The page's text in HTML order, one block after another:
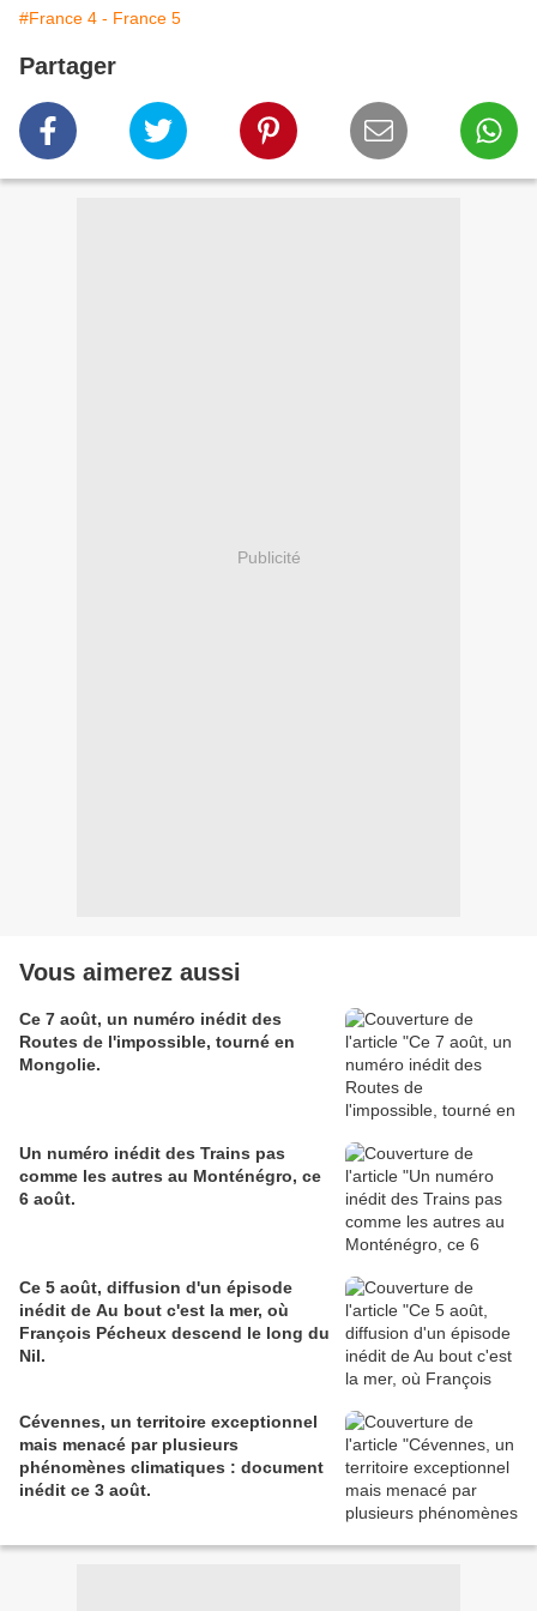
#France 4 - France 5
Partager
Publicité
Vous aimerez aussi
Ce 7 août, un numéro inédit des
Routes de l'impossible, tourné en
Mongolie.
Un numéro inédit des Trains pas
comme les autres au Monténégro, ce
6 août.
Ce 5 août, diffusion d'un épisode
inédit de Au bout c'est la mer, où
François Pécheux descend le long du
Nil.
Cévennes, un territoire exceptionnel
mais menacé par plusieurs
phénomènes climatiques : document
inédit ce 3 août.